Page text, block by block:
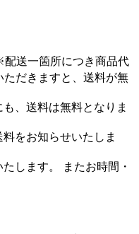
送一箇所につき商品代
だきますと、送料が無
、送料は無料となりま
をお知らせいたしま
します。 またお時間・